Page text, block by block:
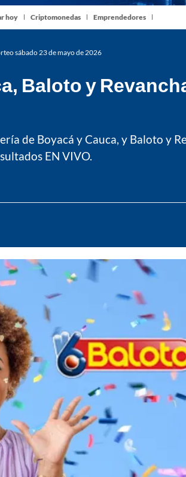
hoy Criptomonedas Emprendedores
sábado 23 de mayo de 2026
Baloto y
de Boyacá y Cauca, y Baloto y
EN VIVO.